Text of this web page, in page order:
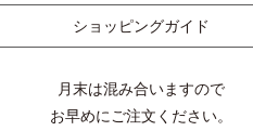
ショッピングガイド
月末は混み合いますので
お早めにご注文ください。